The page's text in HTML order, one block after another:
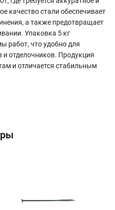
качество стали обеспечивает
а также предотвращает
Упаковка 5 кг
работ, что удобно для
отделочников. Продукция
и отличается стабильным